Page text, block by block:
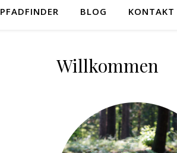
PFADFINDER BLOG KONTAKT
Willkommen